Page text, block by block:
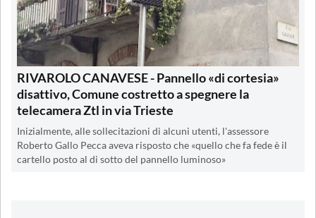
RIVAROLO CANAVESE - Pannello «di cortesia»
disattivo, Comune costretto a spegnere la
telecamera Ztl in via Trieste
Inizialmente, alle sollecitazioni di alcuni utenti, l'assessore
Roberto Gallo Pecca aveva risposto che «quello che fa fede è il
cartello posto al di sotto del pannello luminoso»